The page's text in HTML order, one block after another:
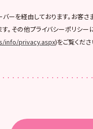
ーを経由しております。お客
。その他プライバシーポリシー
info/privacy.aspx)をご覧くださ